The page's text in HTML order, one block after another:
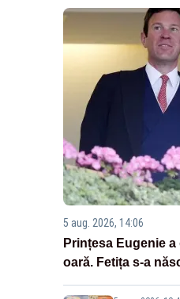
5 aug. 2026, 14:06
Prințesa Eugenie
oară. Fetița s-a